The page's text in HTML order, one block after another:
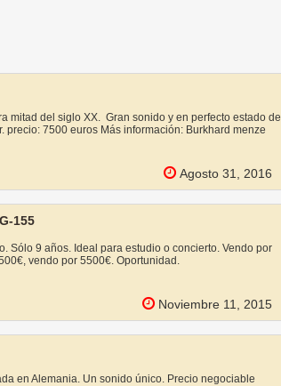
mitad del siglo XX. Gran sonido y en perfecto estado de
precio: 7500 euros Más información: Burkhard menze
Agosto 31, 2016
155
Sólo 9 años. Ideal para estudio o concierto. Vendo por
vendo por 5500€. Oportunidad.
Noviembre 11, 2015
en Alemania. Un sonido único. Precio negociable